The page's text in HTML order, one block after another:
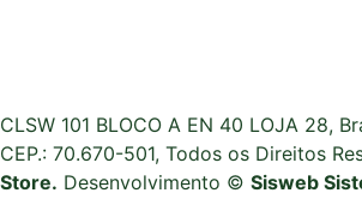
CLSW 101 BLOCO A EN 40 LOJA 28,
CEP.: 70.670-501, Todos os Direitos
Store. Desenvolvimento © Sisweb